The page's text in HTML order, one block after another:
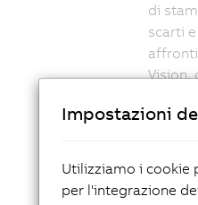
di
scarti
Vision,
La
senza
Impostazioni
Utilizziamo i cookie
per l'integrazione